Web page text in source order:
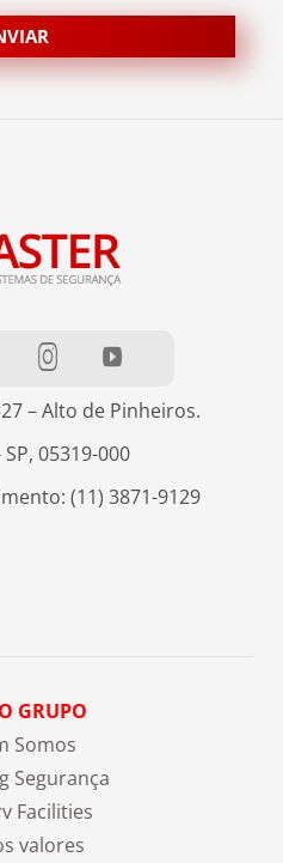
– Alto de Pinheiros.
05319-000
(11) 3871-9129
GRUPO
Somos
Segurança
Facilities
valores